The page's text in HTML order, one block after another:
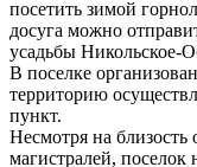
посетить зимой
досуга можно
усадьбы Никольское-
В поселке
территорию
пункт.
Несмотря на
магистралей,